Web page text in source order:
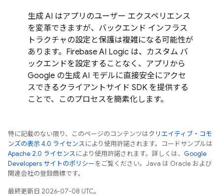
生成 AI はアプリのユーザー エクスペリエンス
を変革できますが、バックエンド インフラス
トラクチャの設定と保護は複雑になる可能性が
あります。Firebase AI Logic は、カスタム バ
ックエンドを設定することなく、アプリから
Google の生成 AI モデルに直接安全にアクセ
スできるクライアントサイド SDK を提供する
ことで、このプロセスを簡素化します。
特に記載のない限り、このページのコンテンツはクリエイティブ・コモ
ンズの表示 4.0 ライセンスにより使用許諾されます。コードサンプルは
Apache 2.0 ライセンスにより使用許諾されます。詳しくは、 Google
Developers サイトのポリシーをご覧ください。Java は Oracle および
関連会社の登録商標です。
最終更新日 2026-07-08 UTC。